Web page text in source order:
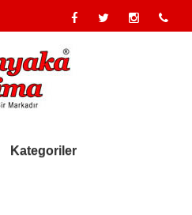
Kategoriler